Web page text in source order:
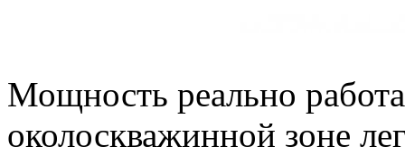
Мощность реально
околоскважинной зоне